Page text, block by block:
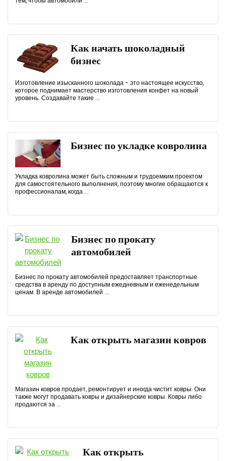
Как начать шоколадный
бизнес
Изготовление изысканного шоколада - это настоящее искусство,
которое поднимает мастерство изготовления конфет на новый
уровень. Создавайте такие ...
Бизнес по укладке ковролина
Укладка ковролина может быть сложным и трудоемким проектом
для самостоятельного выполнения, поэтому многие обращаются к
профессионалам, когда ...
Бизнес по прокату
автомобилей
Бизнес по прокату автомобилей предоставляет транспортные
средства в аренду по доступным ежедневным и еженедельным
ценам. В аренде автомобилей ...
Как открыть магазин ковров
Магазин ковров продает, ремонтирует и иногда чистит ковры. Они
также могут продавать ковры и дизайнерские ковры. Ковры либо
продаются за ...
Как открыть